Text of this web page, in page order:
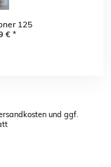
125
2 Jahr
€ *
und ggf.